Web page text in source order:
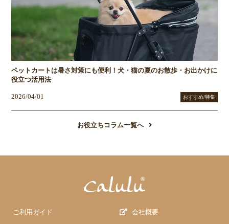
ペットカートは暑さ対策にも便利！犬・猫の夏のお散歩・お出かけに
役立つ活用法
2026/04/01 おすすめ/特集
お役立ちコラム一覧へ
ご利用ガイド 会社概要